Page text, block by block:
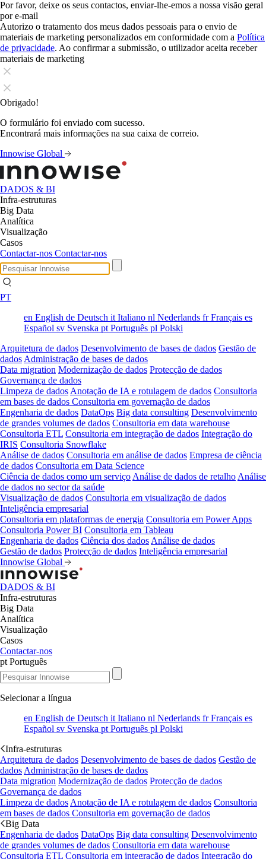
Por favor, deixe os seus contactos, enviar-lhe-emos a nossa visão geral
por e-mail
Autorizo o tratamento dos meus dados pessoais para o envio de
materiais de marketing personalizados em conformidade com a Política
de privacidade. Ao confirmar a submissão, o utilizador aceita receber
materiais de marketing
Obrigado!
O formulário foi enviado com sucesso.
Encontrará mais informações na sua caixa de correio.
Innowise Global
DADOS & BI
Infra-estruturas
Big Data
Analítica
Visualização
Casos
Contactar-nos Contactar-nos
PT
en English de Deutsch it Italiano nl Nederlands frFrançais es
Español sv Svenska pt Português pl Polski
Arquitetura de dados Desenvolvimento de bases de dados Gestão de
dados Administração de bases de dados
Data migration Modernização de dados Protecção de dados
Governança de dados
Limpeza de dados Anotação de IA e rotulagem de dados Consultoria
em bases de dados Consultoria em governação de dados
Engenharia de dados DataOps Big data consulting Desenvolvimento
de grandes volumes de dados Consultoria em data warehouse
Consultoria ETL Consultoria em integração de dados Integração do
IRIS Consultoria Snowflake
Análise de dados Consultoria em análise de dados Empresa de ciência
de dados Consultoria em Data Science
Ciência de dados como um serviço Análise de dados de retalho Análise
de dados no sector da saúde
Visualização de dados Consultoria em visualização de dados
Inteligência empresarial
Consultoria em plataformas de energia Consultoria em Power Apps
Consultoria Power BI Consultoria em Tableau
Engenharia de dados Ciência dos dados Análise de dados
Gestão de dados Protecção de dados Inteligência empresarial
Innowise Global
DADOS & BI
Infra-estruturas
Big Data
Analítica
Visualização
Casos
Contactar-nos
pt Português
Selecionar a língua
en English de Deutsch it Italiano nl Nederlands frFrançais es
Español sv Svenska pt Português pl Polski
Infra-estruturas
Arquitetura de dados Desenvolvimento de bases de dados Gestão de
dados Administração de bases de dados
Data migration Modernização de dados Protecção de dados
Governança de dados
Limpeza de dados Anotação de IA e rotulagem de dados Consultoria
em bases de dados Consultoria em governação de dados
Big Data
Engenharia de dados DataOps Big data consulting Desenvolvimento
de grandes volumes de dados Consultoria em data warehouse
Consultoria ETL Consultoria em integração de dados Integração do